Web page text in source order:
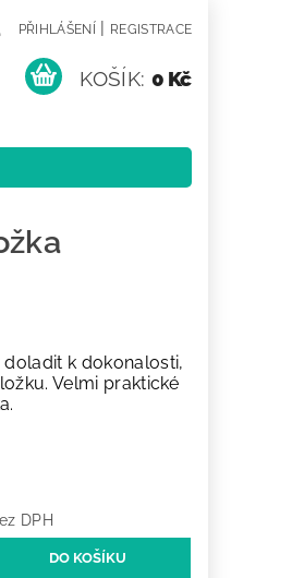
PŘIHLÁŠENÍ | REGISTRACE
KOŠÍK: 0 Kč
k dokonalosti,
Velmi praktické
Kč bez DPH